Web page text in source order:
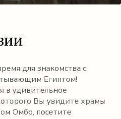
для знакомства с
Египтом!
в удивительное
Вы увидите храмы
Омбо, посетите